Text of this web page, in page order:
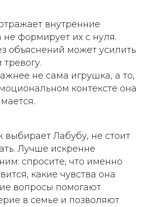
внутренние
не формирует их с нуля.
объяснений может усилить
не сама игрушка, а то,
контексте она
выбирает Лабубу, не стоит
Лучше искренне
спросите, что именно
какие чувства она
вопросы помогают
в семье и позволяют